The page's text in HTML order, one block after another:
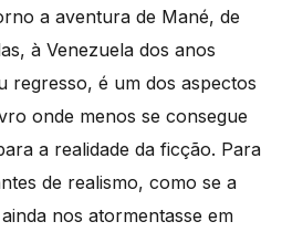
a aventura de Mané, de
à Venezuela dos anos
regresso, é um dos aspectos
onde menos se consegue
a realidade da ficção. Para
de realismo, como se a
nos atormentasse em